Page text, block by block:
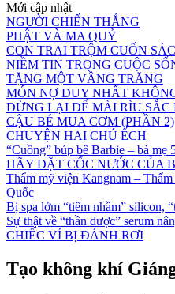
Mới cập nhật
NGƯỜI CHIẾN THẮNG
PHẬT VÀ MA QUỶ
CON TRAI TRỘM CUỐN
NIỀM TIN TRONG CUỘC
TẶNG MỘT VẦNG TRĂNG
MÓN NỢ DUY NHẤT
DỪNG LẠI ĐỂ MÀI RÌU SẮC
CẬU BÉ MUA CƠM (PHẦN 2)
CHUYỆN HAI CHÚ ẾCH
“Cuồng” búp bê Barbie – bà mẹ
HÃY ĐẶT CỐC NƯỚC CỦA
Thẩm mỹ viện Kangnam –
Quốc
Bị spa lởm “tiêm nhầm” silicon,
Sự thật về “thần dược” serum
CHIẾC VÍ BỊ ĐÁNH RƠI
Tạo không khí